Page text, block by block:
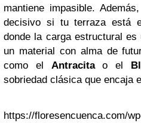
mantiene impasible.
decisivo si tu terraza está
donde la carga estructural
un material con alma de
como el Antracitao el
sobriedad clásica que encaja
https://floresencuenca.com/